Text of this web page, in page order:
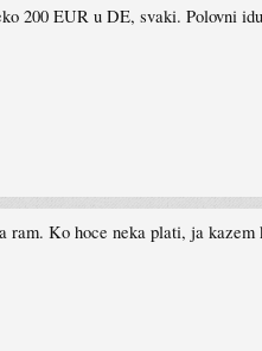
200 EUR u DE, svaki. Polovni
Ko hoce neka plati, ja